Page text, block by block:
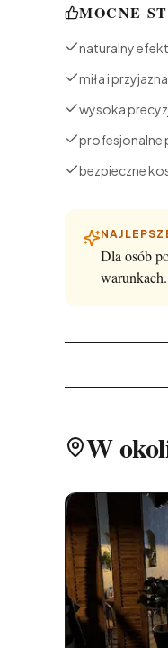
MOCNE
naturalny
miła i
wysoka
profesjonalne
bezpieczne
Dla osób
warunkach.
W